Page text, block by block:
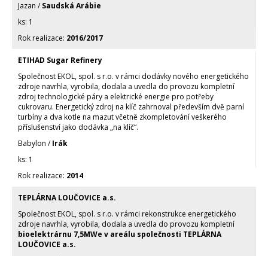
Jazan /Saudská Arábie
1
2016/2017
ETIHAD Sugar Refinery
Společnost EKOL, spol. s r.o. v rámci dodávky nového energetického
zdroje navrhla, vyrobila, dodala a uvedla do provozu kompletní
zdroj technologické páry a elektrické energie pro potřeby
cukrovaru. Energetický zdroj na klíč zahrnoval především dvě parní
turbíny a dva kotle na mazut včetně zkompletování veškerého
příslušenství jako dodávka „na klíč“.
Babylon /Irák
1
2014
TEPLÁRNA LOUČOVICE a.s.
Společnost EKOL, spol. s r.o. v rámci rekonstrukce energetického
zdroje navrhla, vyrobila, dodala a uvedla do provozu kompletní
bioelektrárnu 7,5MWe v areálu společnosti TEPLÁRNA
LOUČOVICE a.s.